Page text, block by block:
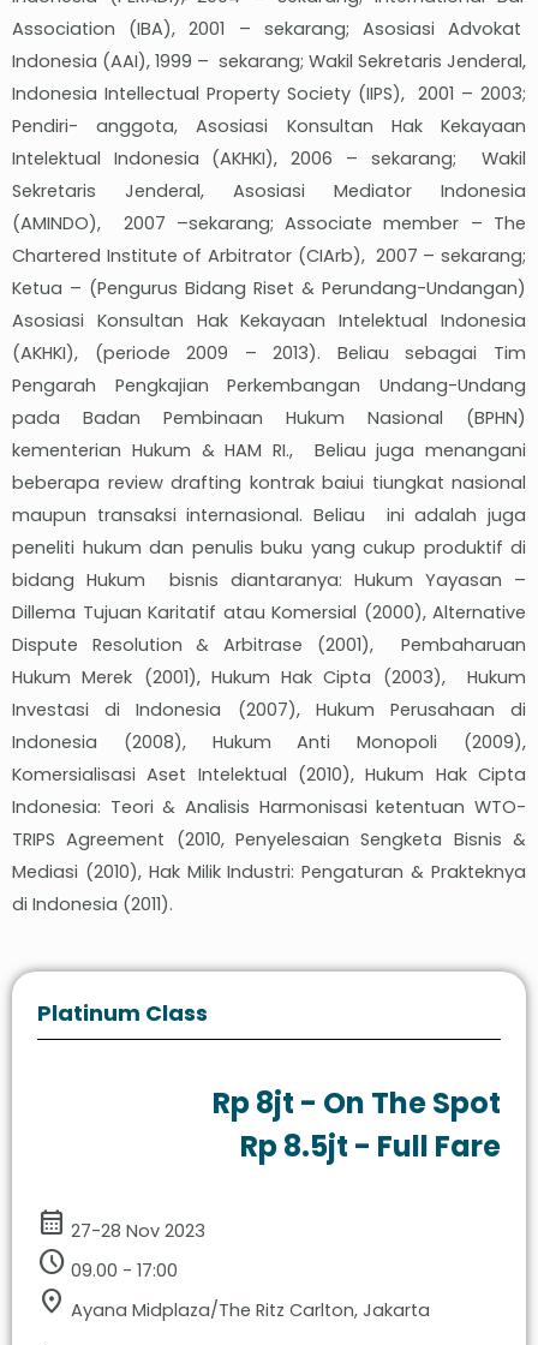
Association (IBA), 2001 – sekarang; Asosiasi Advokat
Indonesia (AAI), 1999 – sekarang; Wakil Sekretaris Jenderal,
Indonesia Intellectual Property Society (IIPS), 2001 – 2003;
Pendiri- anggota, Asosiasi Konsultan Hak Kekayaan
Intelektual Indonesia (AKHKI), 2006 – sekarang; Wakil
Sekretaris Jenderal, Asosiasi Mediator Indonesia
(AMINDO), 2007 –sekarang; Associate member – The
Chartered Institute of Arbitrator (CIArb), 2007 – sekarang;
Ketua – (Pengurus Bidang Riset & Perundang-Undangan)
Asosiasi Konsultan Hak Kekayaan Intelektual Indonesia
(AKHKI), (periode 2009 – 2013). Beliau sebagai Tim
Pengarah Pengkajian Perkembangan Undang-Undang
pada Badan Pembinaan Hukum Nasional (BPHN)
kementerian Hukum & HAM RI., Beliau juga menangani
beberapa review drafting kontrak baiui tiungkat nasional
maupun transaksi internasional. Beliau ini adalah juga
peneliti hukum dan penulis buku yang cukup produktif di
bidang Hukum bisnis diantaranya: Hukum Yayasan –
Dillema Tujuan Karitatif atau Komersial (2000), Alternative
Dispute Resolution & Arbitrase (2001), Pembaharuan
Hukum Merek (2001), Hukum Hak Cipta (2003), Hukum
Investasi di Indonesia (2007), Hukum Perusahaan di
Indonesia (2008), Hukum Anti Monopoli (2009),
Komersialisasi Aset Intelektual (2010), Hukum Hak Cipta
Indonesia: Teori & Analisis Harmonisasi ketentuan WTO-
TRIPS Agreement (2010, Penyelesaian Sengketa Bisnis &
Mediasi (2010), Hak Milik Industri: Pengaturan & Prakteknya
di Indonesia (2011).
Platinum Class
Rp 8jt - On The Spot
Rp 8.5jt - Full Fare
calendar_month 27-28 Nov 2023
schedule 09.00 - 17:00
location_on Ayana Midplaza/The Ritz Carlton, Jakarta